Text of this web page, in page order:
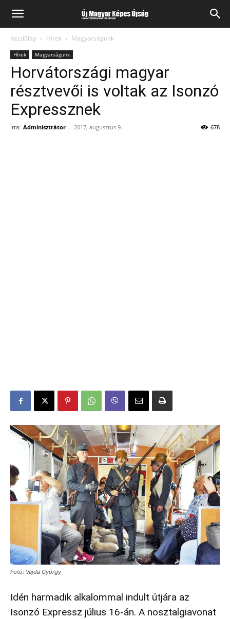
Kezdőlap Hírek Magyarságunk
Hírek Magyarságunk
Horvátországi magyar
résztvevői is voltak az Isonzó
Expressznek
Írta: Adminisztrátor - 2017, augusztus 9. 678
Fotó: Vajda György
Idén harmadik alkalommal indult útjára az
Isonzó Expressz július 16-án. A nosztalgiavonat